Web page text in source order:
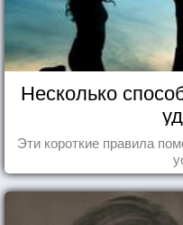
Несколько
Эти короткие правила